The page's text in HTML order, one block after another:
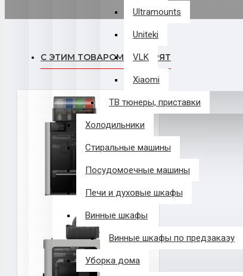
Ultramounts
Uniteki
VLK
Xiaomi
ТВ тюнеры, приставки
Холодильники
Стиральные машины
Посудомоечные машины
Печи и духовые шкафы
Винные шкафы
Винные шкафы по предзаказу
Уборка дома
С ЭТИМ ТОВАРОМ СМОТРЯТ